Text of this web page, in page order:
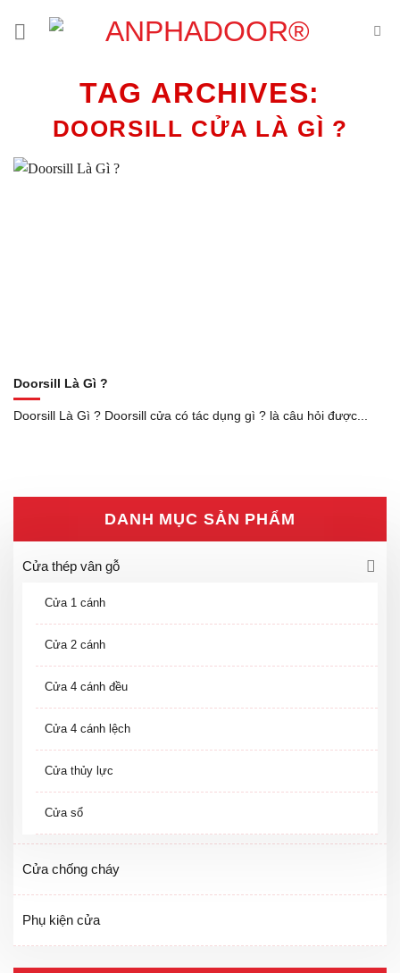
TAG ARCHIVES:
DOORSILL CỬA LÀ GÌ ?
DANH MỤC SẢN PHẨM
Cửa thép vân gỗ
Cửa 1 cánh
Cửa 2 cánh
Cửa 4 cánh đều
Cửa 4 cánh lệch
Cửa thủy lực
Cửa sổ
Cửa chống cháy
Phụ kiện cửa
Doorsill Là Gì ?
Doorsill Là Gì ? Doorsill cửa có tác dụng gì ? là câu hỏi được...